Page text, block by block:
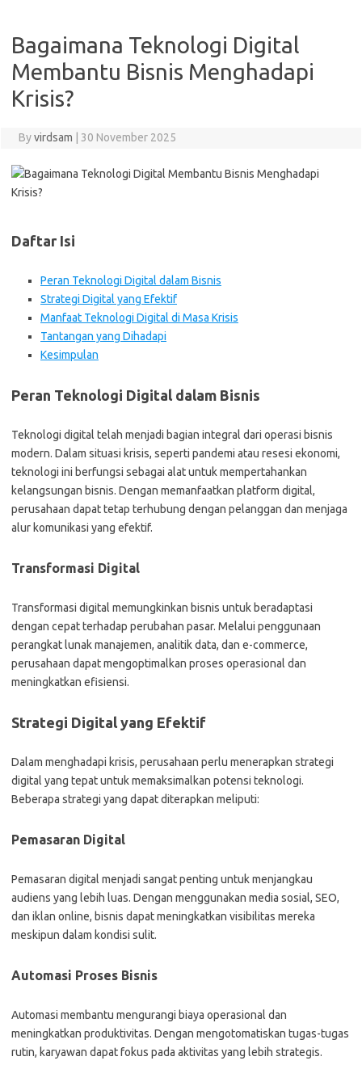
Bagaimana Teknologi Digital
Membantu Bisnis Menghadapi
Krisis?
Byvirdsam 30 November 2025
Daftar Isi
Peran Teknologi Digital dalam Bisnis
Strategi Digital yang Efektif
Manfaat Teknologi Digital di Masa Krisis
Tantangan yang Dihadapi
Kesimpulan
Peran Teknologi Digital dalam Bisnis
Teknologi digital telah menjadi bagian integral dari operasi bisnis
modern. Dalam situasi krisis, seperti pandemi atau resesi ekonomi,
teknologi ini berfungsi sebagai alat untuk mempertahankan
kelangsungan bisnis. Dengan memanfaatkan platform digital,
perusahaan dapat tetap terhubung dengan pelanggan dan menjaga
alur komunikasi yang efektif.
Transformasi Digital
Transformasi digital memungkinkan bisnis untuk beradaptasi
dengan cepat terhadap perubahan pasar. Melalui penggunaan
perangkat lunak manajemen, analitik data, dan e-commerce,
perusahaan dapat mengoptimalkan proses operasional dan
meningkatkan efisiensi.
Strategi Digital yang Efektif
Dalam menghadapi krisis, perusahaan perlu menerapkan strategi
digital yang tepat untuk memaksimalkan potensi teknologi.
Beberapa strategi yang dapat diterapkan meliputi:
Pemasaran Digital
Pemasaran digital menjadi sangat penting untuk menjangkau
audiens yang lebih luas. Dengan menggunakan media sosial, SEO,
dan iklan online, bisnis dapat meningkatkan visibilitas mereka
meskipun dalam kondisi sulit.
Automasi Proses Bisnis
Automasi membantu mengurangi biaya operasional dan
meningkatkan produktivitas. Dengan mengotomatiskan tugas-tugas
rutin, karyawan dapat fokus pada aktivitas yang lebih strategis.